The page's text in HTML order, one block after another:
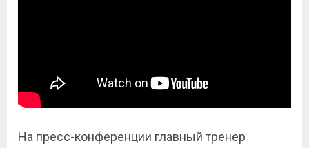
На пресс-конференции главный тренер